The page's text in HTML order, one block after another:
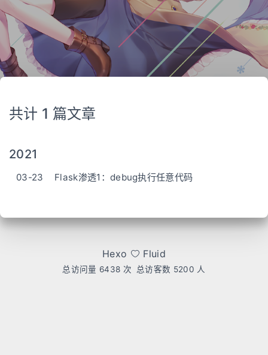
共计 1 篇文章
2021
03-23 Flask渗透1：debug执行任意代码
Hexo Fluid
总访问量 6438 次 总访客数 5200 人